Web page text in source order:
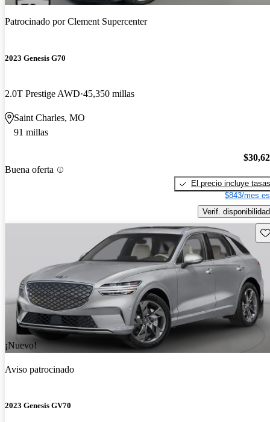
Patrocinado porClement Supercenter
2023 Genesis G70
2.0T Prestige AWD 45,350 millas
Saint Charles, MO
91 millas
Buena oferta
El precio incluye tasas
$843/mes
Verif. disponibilidad
¡Nuevo!
Aviso patrocinado
2023 Genesis GV70